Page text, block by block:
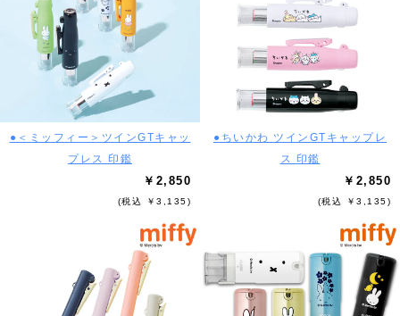
●＜ミッフィー＞ツインGTキャッ
プレス 印鑑
￥2,850
(税込 ￥3,135)
●ちいかわ ツインGTキャップレ
ス 印鑑
￥2,850
(税込 ￥3,135)